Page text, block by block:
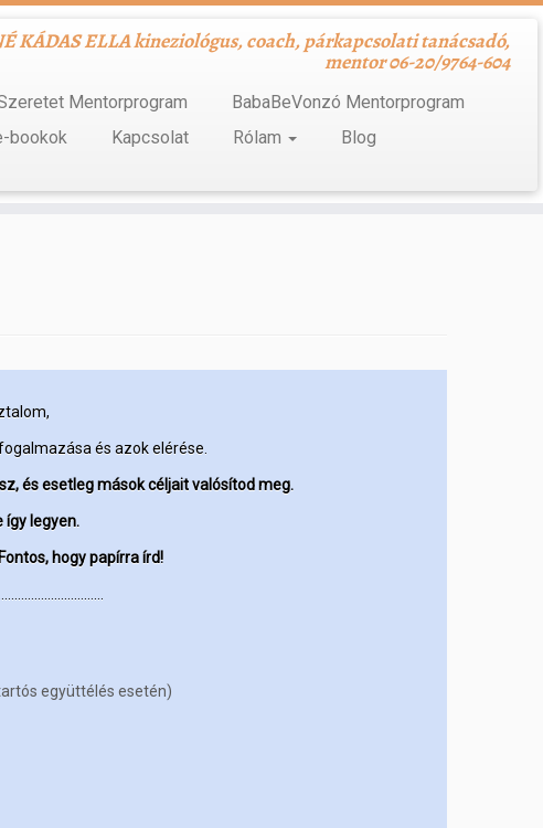
KÁDAS ELLA kineziológus, coach, párkapcsolati tanácsadó,
mentor 06-20/9764-604
Mentorprogram
BabaBeVonzó Mentorprogram
bookok Kapcsolat Rólam
Blog
és azok elérése.
és esetleg mások céljait valósítod meg.
így legyen.
hogy papírra írd!
……………
együttélés esetén)